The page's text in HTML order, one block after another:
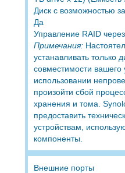
Диск с возможностью
Да
Управление RAID
Примечания:
устанавливать только
совместимости вашего
использовании
произойти сбой
хранения и тома.
предоставить
устройствам,
компоненты.
Внешние порты